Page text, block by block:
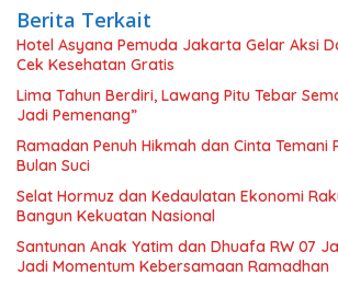
Berita Terkait
Hotel Asyana Pemuda Jakarta Gelar Aksi
Cek Kesehatan Gratis
Lima Tahun Berdiri, Lawang Pitu Tebar
Jadi Pemenang”
Ramadan Penuh Hikmah dan Cinta Temani
Bulan Suci
Selat Hormuz dan Kedaulatan Ekonomi
Bangun Kekuatan Nasional
Santunan Anak Yatim dan Dhuafa RW 07
Jadi Momentum Kebersamaan Ramadhan